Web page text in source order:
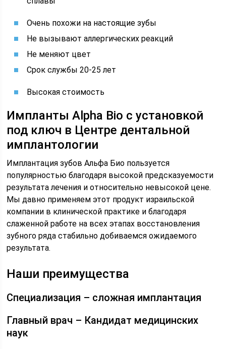
Очень похожи на настоящие зубы
Не вызывают аллергических реакций
Не меняют цвет
Срок службы 20-25 лет
Высокая стоимость
Импланты Alpha Bio с установкой
под ключ в Центре дентальной
имплантологии
Имплантация зубов Альфа Био пользуется
популярностью благодаря высокой предсказуемости
результата лечения и относительно невысокой цене.
Мы давно применяем этот продукт израильской
компании в клинической практике и благодаря
слаженной работе на всех этапах восстановления
зубного ряда стабильно добиваемся ожидаемого
результата.
Наши преимущества
Специализация – сложная имплантация
Главный врач – Кандидат медицинских
наук